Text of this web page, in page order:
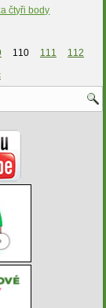
čtyři body
110 111
112